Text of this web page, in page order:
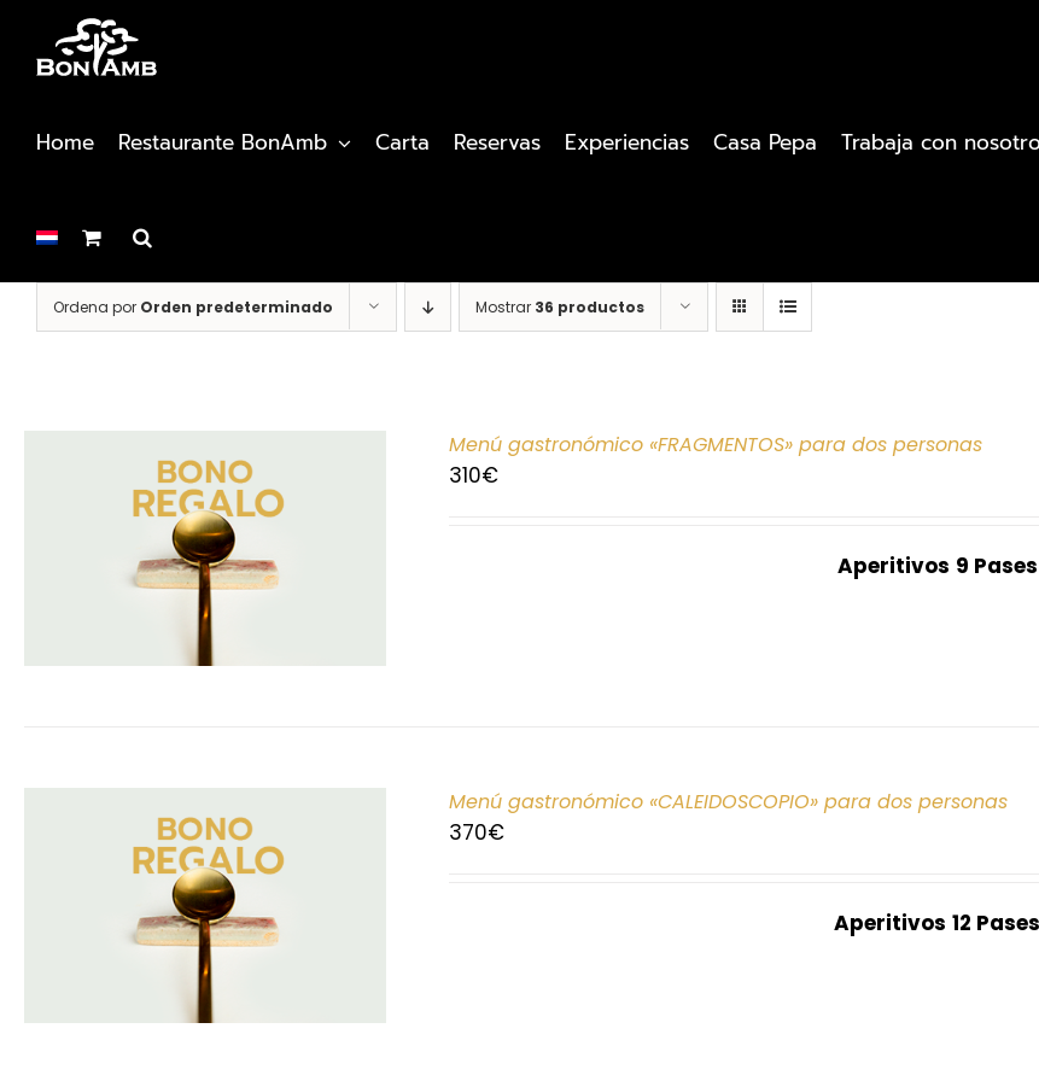
contenido
Home Restaurante BonAmb Carta Reservas Experiencias Casa Pepa Trabaja con
Ordena por Orden predeterminado Mostrar 36 productos
Menú gastronómico «FRAGMENTOS» para dos personas
310€
Aperitivos 9 Pases
Menú gastronómico «CALEIDOSCOPIO» para dos personas
370€
Aperitivos 12 Pases